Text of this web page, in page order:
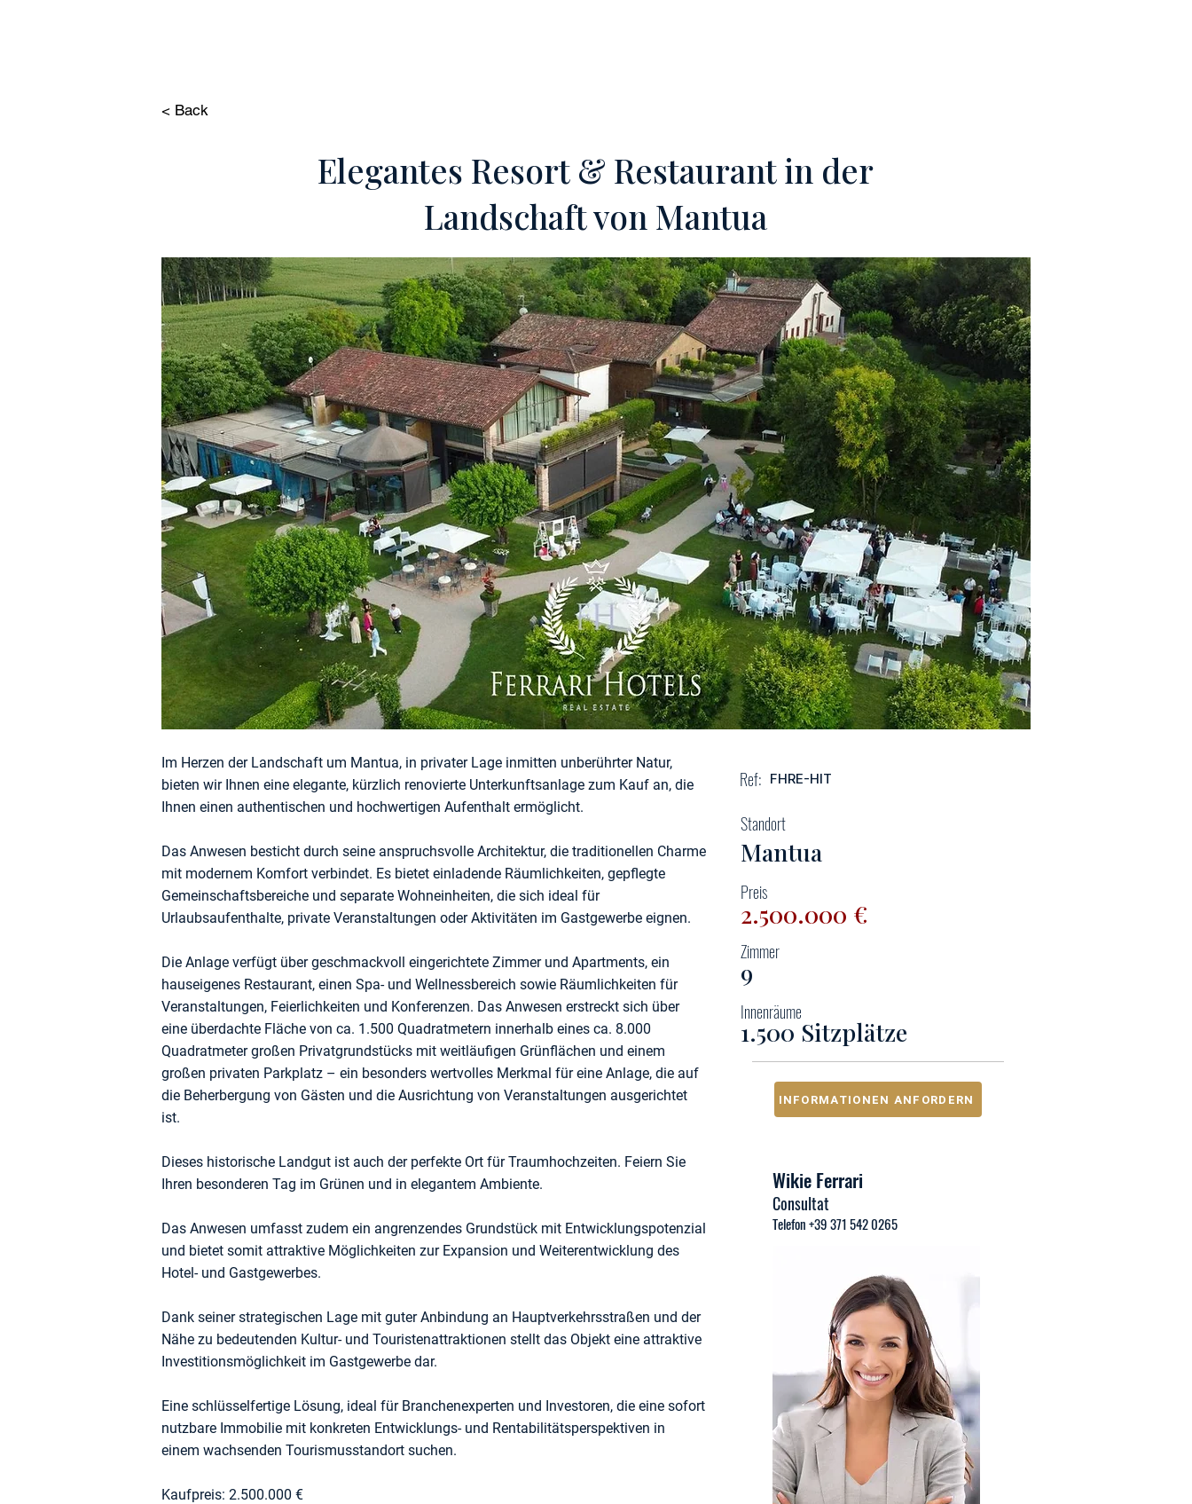
< Back
Elegantes Resort & Restaurant in der
Landschaft von Mantua
Im Herzen der Landschaft um Mantua, in privater Lage inmitten unberührter Natur,
bieten wir Ihnen eine elegante, kürzlich renovierte Unterkunftsanlage zum Kauf an, die
Ihnen einen authentischen und hochwertigen Aufenthalt ermöglicht.
Das Anwesen besticht durch seine anspruchsvolle Architektur, die traditionellen Charme
mit modernem Komfort verbindet. Es bietet einladende Räumlichkeiten, gepflegte
Gemeinschaftsbereiche und separate Wohneinheiten, die sich ideal für
Urlaubsaufenthalte, private Veranstaltungen oder Aktivitäten im Gastgewerbe eignen.
Die Anlage verfügt über geschmackvoll eingerichtete Zimmer und Apartments, ein
hauseigenes Restaurant, einen Spa- und Wellnessbereich sowie Räumlichkeiten für
Veranstaltungen, Feierlichkeiten und Konferenzen. Das Anwesen erstreckt sich über
eine überdachte Fläche von ca. 1.500 Quadratmetern innerhalb eines ca. 8.000
Quadratmeter großen Privatgrundstücks mit weitläufigen Grünflächen und einem
großen privaten Parkplatz – ein besonders wertvolles Merkmal für eine Anlage, die auf
die Beherbergung von Gästen und die Ausrichtung von Veranstaltungen ausgerichtet
ist.
Dieses historische Landgut ist auch der perfekte Ort für Traumhochzeiten. Feiern Sie
Ihren besonderen Tag im Grünen und in elegantem Ambiente.
Das Anwesen umfasst zudem ein angrenzendes Grundstück mit Entwicklungspotenzial
und bietet somit attraktive Möglichkeiten zur Expansion und Weiterentwicklung des
Hotel- und Gastgewerbes.
Dank seiner strategischen Lage mit guter Anbindung an Hauptverkehrsstraßen und der
Nähe zu bedeutenden Kultur- und Touristenattraktionen stellt das Objekt eine attraktive
Investitionsmöglichkeit im Gastgewerbe dar.
Eine schlüsselfertige Lösung, ideal für Branchenexperten und Investoren, die eine sofort
nutzbare Immobilie mit konkreten Entwicklungs- und Rentabilitätsperspektiven in
einem wachsenden Tourismusstandort suchen.
Kaufpreis: 2.500.000 €
Ref: FHRE-HIT
Standort
Mantua
Preis
2.500.000 €
Zimmer
9
Innenräume
1.500 Sitzplätze
INFORMATIONEN ANFORDERN
Wikie Ferrari
Consultat
Telefon +39 371 542 0265